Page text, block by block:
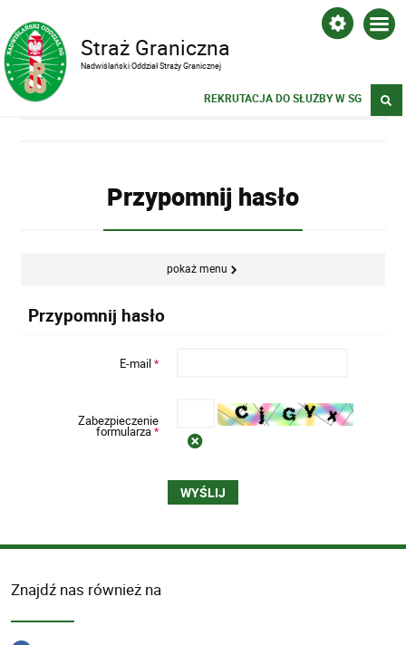
Straż Graniczna
Nadwiślański Oddział Straży Granicznej
REKRUTACJA DO SŁUŻBY W SG
Przypomnij hasło
pokaż menu
Przypomnij hasło
E-mail *
Zabezpieczenie
formularza *
Znajdź nas również na